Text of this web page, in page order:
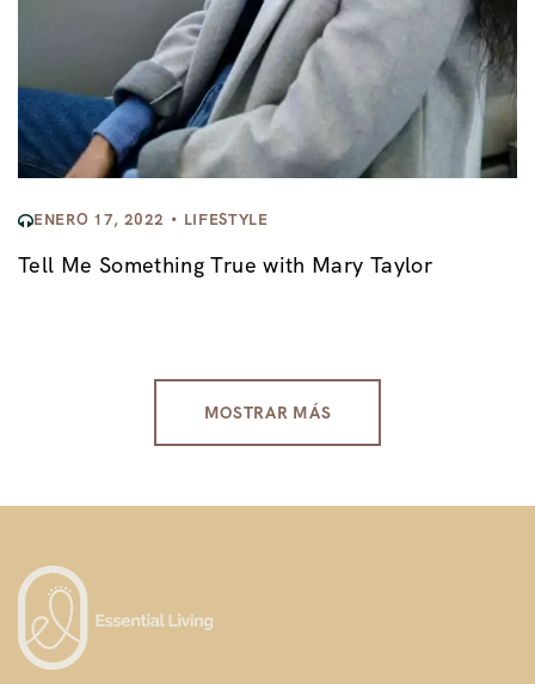
ENERO 17, 2022 LIFESTYLE
Tell Me Something True with Mary Taylor
MOSTRAR MÁS